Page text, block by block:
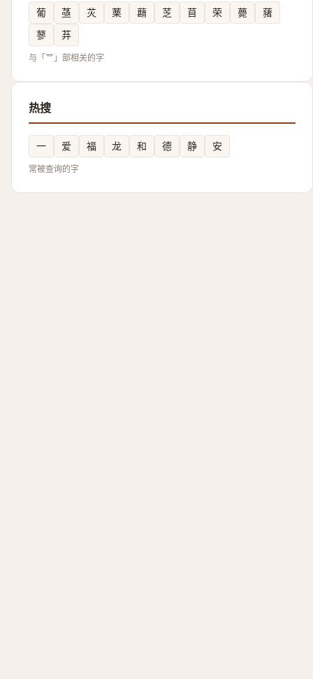
葡 䓧 苂 䔁 蘛 䒦 苜 荣 薨
蕏
蓼
䒪
与「艹」部相关的字
热搜
一 爱 福 龙 和 德 静 安
常被查询的字